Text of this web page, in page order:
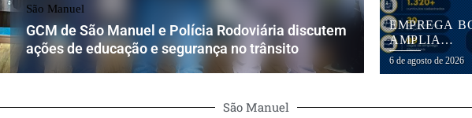
São Manuel
GCM de São Manuel e Polícia Rodoviária discutem
ações de educação e segurança no trânsito
EMPREGA
AMPLIA
EMPREGO E
6 de agosto de 2026
São Manuel